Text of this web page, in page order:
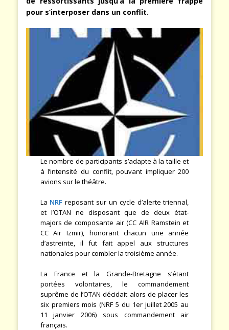
pour s’interposer dans un conflit.
Le nombre de participants s’adapte à la taille et
à l’intensité du conflit, pouvant impliquer 200
avions sur le théâtre.
La NRF reposant sur un cycle d’alerte triennal,
et l’OTAN ne disposant que de deux état-
majors de composante air (CC AIR Ramstein et
CC Air Izmir), honorant chacun une année
d’astreinte, il fut fait appel aux structures
nationales pour combler la troisième année.
La France et la Grande-Bretagne s’étant
portées volontaires, le commandement
suprême de l’OTAN décidait alors de placer les
six premiers mois (NRF 5 du 1er juillet 2005 au
11 janvier 2006) sous commandement air
français.